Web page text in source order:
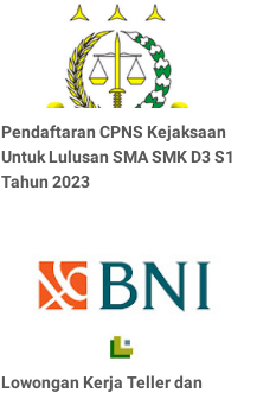
Pendaftaran CPNS Kejaksaan
Untuk Lulusan SMA SMK D3 S1
Tahun 2023
Lowongan Kerja Teller dan